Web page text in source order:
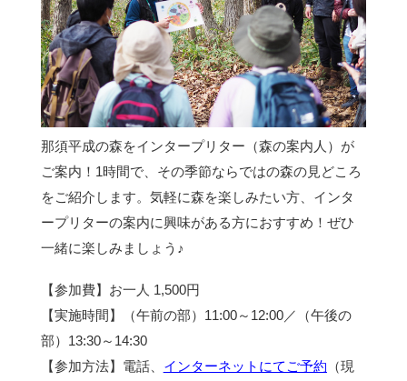
那須平成の森をインタープリター（森の案内人）が
ご案内！1時間で、その季節ならではの森の見どころ
をご紹介します。気軽に森を楽しみたい方、インタ
ープリターの案内に興味がある方におすすめ！ぜひ
一緒に楽しみましょう♪
【参加費】お一人 1,500円
【実施時間】（午前の部）11:00～12:00／（午後の
部）13:30～14:30
【参加方法】電話、 インターネットにてご予約 （現